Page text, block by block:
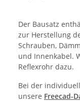
Der Bausatz
zur Herstellung
Schrauben,
und Innenkabel.
Reflexrohr dazu.
Bei der
unsere Freecad-